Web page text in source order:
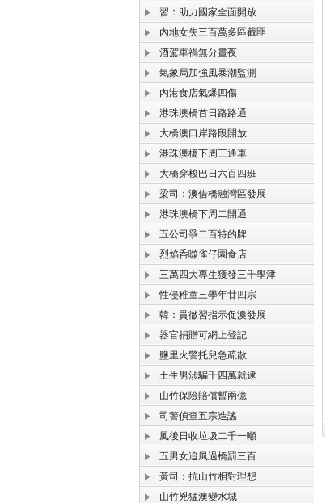
習：助力國家全面開放
內地女失三百萬多區截匪
酒駕車禍無分晝夜
氣象局加強風暴潮監測
內港食店氣爆四傷
港珠澳橋首日路路通
大橋澳口岸路段開放
港珠澳橋下周三通車
大橋穿梭巴日六百四班
梁司：澳借橋融灣區發展
港珠澳橋下周二開通
五公司爭二百特的牌
烈焰呑噬雀仔園食店
三萬四大專生獲發三千學津
性侵稚童三學年廿四宗
韓：貫徹習指示促澳發展
器官捐贈可網上登記
鹽里火警托兒急疏散
土生男涉騙千四萬就逮
山竹保險賠償暫兩億
司警偵查五宗造謠
風後日收垃圾二千一噸
五男女追風過橋罰三百
黃司：抗山竹相對理想
山竹兇猛澳變水城